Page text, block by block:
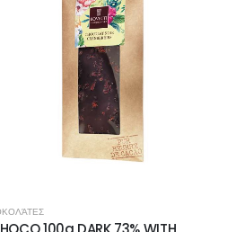
ΣΟΚΟΛΆΤΕΣ